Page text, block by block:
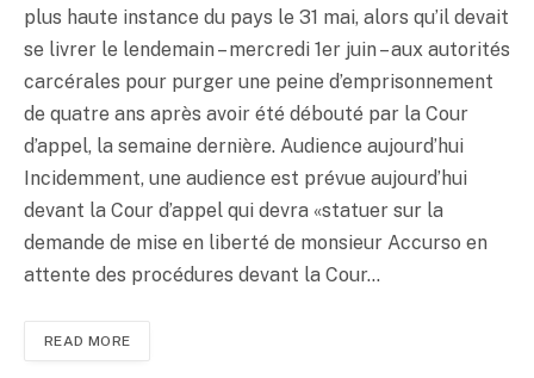
plus haute instance du pays le 31 mai, alors qu’il devait
se livrer le lendemain – mercredi 1er juin – aux autorités
carcérales pour purger une peine d’emprisonnement
de quatre ans après avoir été débouté par la Cour
d’appel, la semaine dernière. Audience aujourd’hui
Incidemment, une audience est prévue aujourd’hui
devant la Cour d’appel qui devra «statuer sur la
demande de mise en liberté de monsieur Accurso en
attente des procédures devant la Cour…
READ MORE